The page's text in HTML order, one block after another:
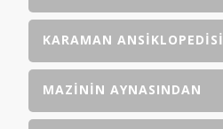
KARAMAN ANSIKLOPEDISI
MAZININ AYNASINDAN